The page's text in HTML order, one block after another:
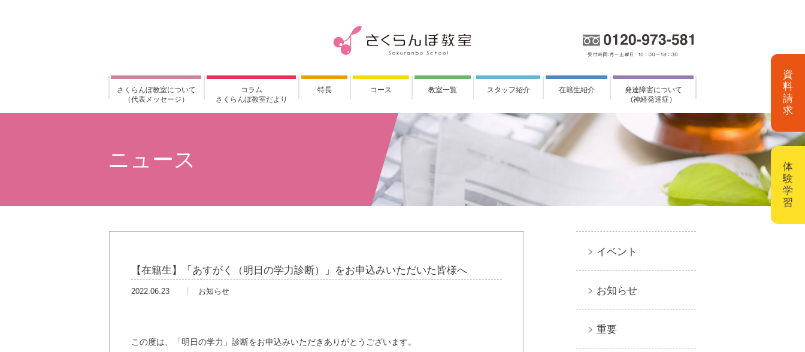
さくらんぼ教室について
（代表メッセージ）
コラム
さくらんぼ教室だより
特長 コース 教室一覧 スタッフ紹介 在籍生紹介
発達障害について
(神経発達症）
ニュース
【在籍生】「あすがく（明日の学力診断）」をお申込みいただいた皆様へ
2022.06.23 お知らせ
この度は、「明日の学力」診断をお申込みいただきありがとうございます。
イベント
お知らせ
重要
資
料
請
求
体
験
学
習